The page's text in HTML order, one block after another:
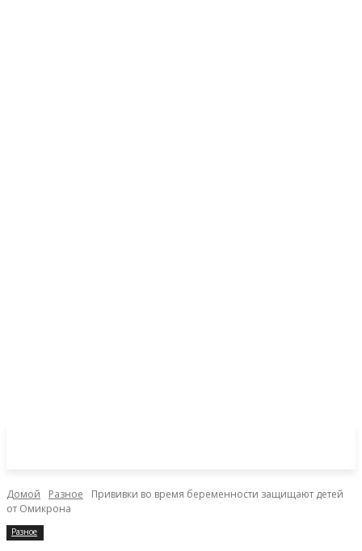
Домой Разное
Прививки во время беременности защищают детей
от Омикрона
Разное